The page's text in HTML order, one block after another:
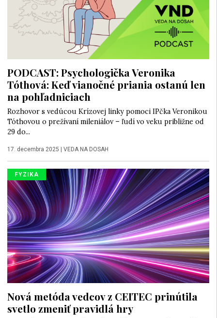
PODCAST: Psychologička Veronika
Tóthová: Keď vianočné priania ostanú len
na pohľadniciach
Rozhovor s vedúcou Krízovej linky pomoci IPčka Veronikou
Tóthovou o prežívaní mileniálov – ľudí vo veku približne od
29 do...
17. decembra 2025 | VEDA NA DOSAH
FYZIKA
Nová metóda vedcov z CEITEC prinútila
svetlo zmeniť pravidlá hry